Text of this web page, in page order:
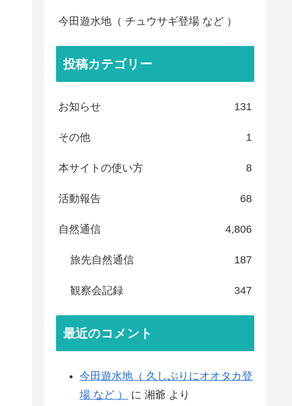
今田遊水地（ チュウサギ登場 など ）
投稿カテゴリー
お知らせ 131
その他 1
本サイトの使い方 8
活動報告 68
自然通信 4,806
旅先自然通信 187
観察会記録 347
最近のコメント
今田遊水地（ 久しぶりにオオタカ登
場 など ）
に 湘爺 より